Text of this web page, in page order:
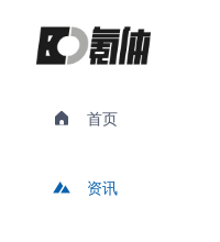
首页
资讯